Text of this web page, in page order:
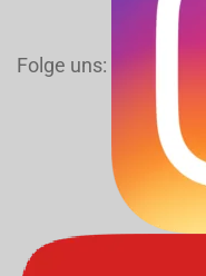
Folge uns: